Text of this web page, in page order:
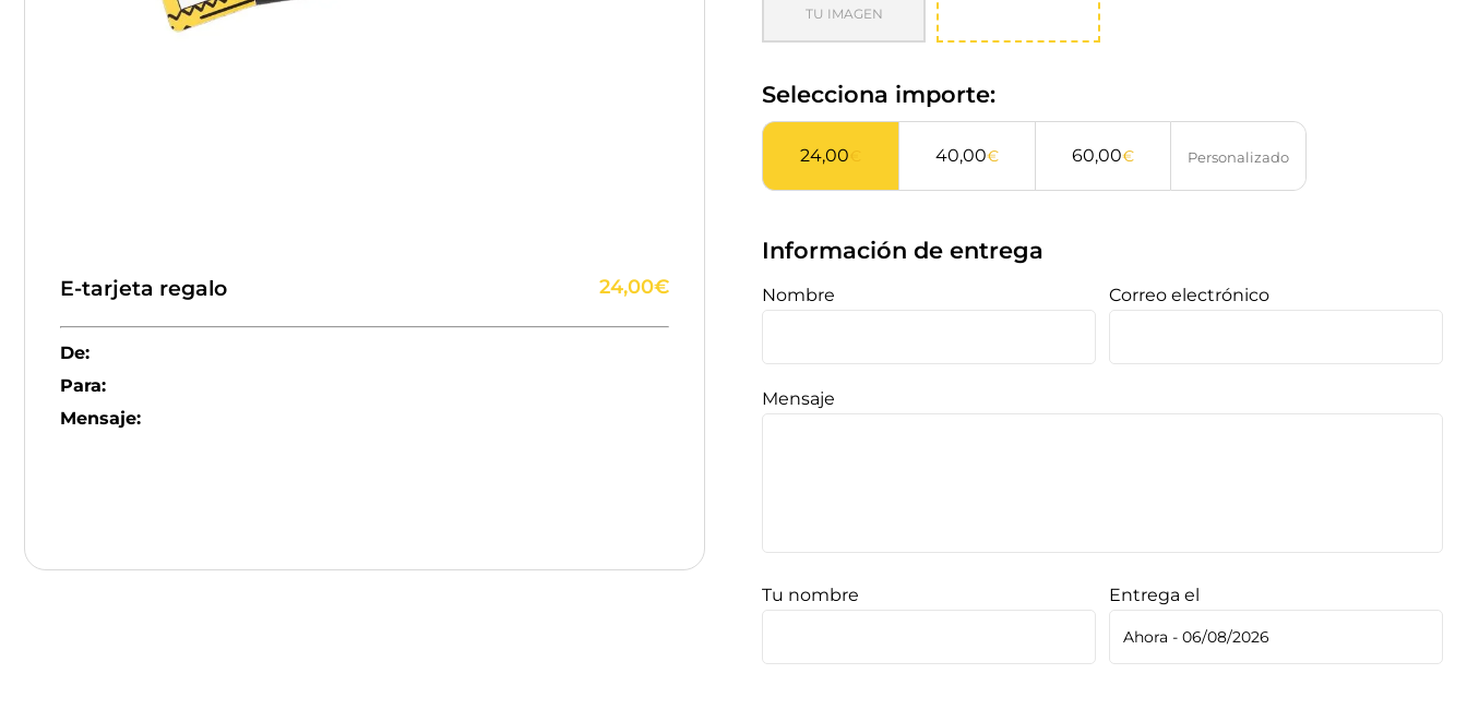
E-tarjeta regalo 24,00€
De:
Para:
Mensaje:
TU IMAGEN
Selecciona importe:
24,00€ 40,00€ 60,00€
Información de entrega
Nombre Correo electrónico
Mensaje
Entrega el
Tu nombre